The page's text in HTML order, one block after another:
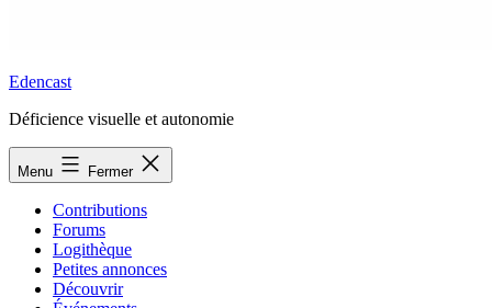
Edencast
Déficience visuelle et autonomie
Menu Fermer
Contributions
Forums
Logithèque
Petites annonces
Découvrir